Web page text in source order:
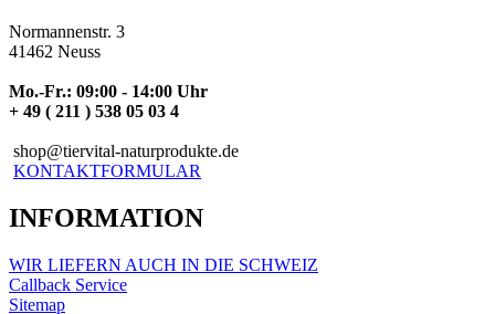
Normannenstr. 3
41462 Neuss
Mo.-Fr.: 09:00 - 14:00 Uhr
+ 49 ( 211 ) 538 05 03 4
shop@tiervital-naturprodukte.de
KONTAKTFORMULAR
INFORMATION
WIR LIEFERN AUCH IN DIE SCHWEIZ
Callback Service
Sitemap